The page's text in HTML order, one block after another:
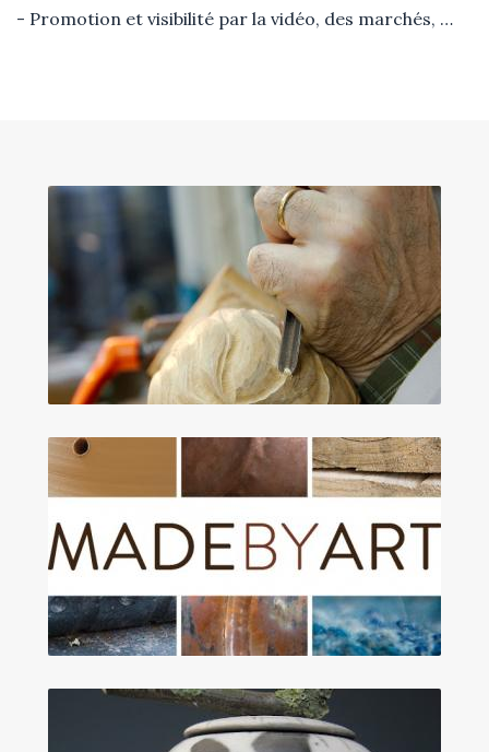
- Promotion et visibilité par la vidéo, des marchés, …